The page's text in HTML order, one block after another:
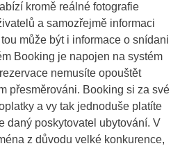
kromě reálné fotografie
a samozřejmě informaci
může být i informace o snídani
Booking je napojen na systém
nemusíte opouštět
přesměrováni. Booking si za své
a vy tak jednoduše platíte
daný poskytovatel ubytování. V
z důvodu velké konkurence,